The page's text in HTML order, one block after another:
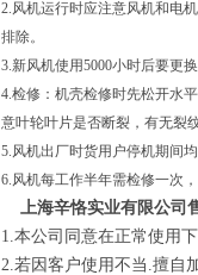
2.风机运行时应注意风机和电
排除。
3.新风机使用5000小时后要更
4.检修：机壳检修时先松开水
意叶轮叶片是否断裂，有无裂
5.风机出厂时货用户停机期间
6.风机每工作半年需检修一次
上海辛恪实业有限公司
1.本公司同意在正常使用
2.若因客户使用不当.擅自